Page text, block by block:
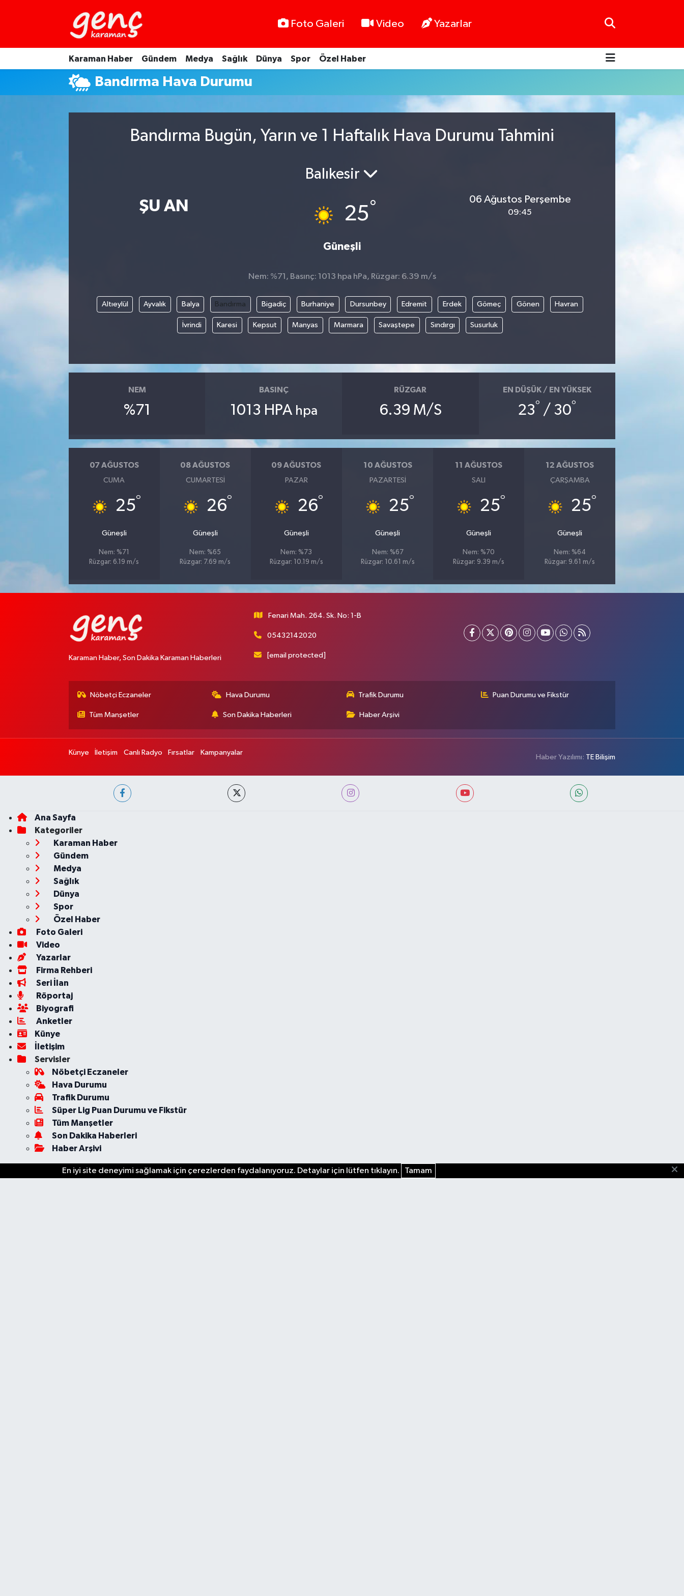
Foto Galeri Video Yazarlar
Karaman Haber Gündem Medya Sağlık Dünya Spor Özel Haber
Bandırma Hava Durumu
Bandırma Bugün, Yarın ve 1 Haftalık Hava Durumu Tahmini
ŞU AN
Balıkesir
25°
Güneşli
06 Ağustos Perşembe
09:45
Nem: %71, Basınç: 1013 hpa hPa, Rüzgar: 6.39 m/s
Altıeylül Ayvalık Balya Bandırma Bigadiç Burhaniye Dursunbey Edremit Erdek Gömeç Gönen Havran
İvrindi Karesi Kepsut Manyas Marmara Savaştepe Sındırgı Susurluk
NEM
%71
BASINÇ
1013 HPA hpa
RÜZGAR
6.39 M/S
EN DÜŞÜK / EN YÜKSEK
23° / 30°
07 AĞUSTOS
CUMA
25°
Güneşli
Nem: %71
Rüzgar: 6.19 m/s
08 AĞUSTOS
CUMARTESI
26°
Güneşli
Nem: %65
Rüzgar: 7.69 m/s
09 AĞUSTOS
PAZAR
26°
Güneşli
Nem: %73
Rüzgar: 10.19 m/s
10 AĞUSTOS
PAZARTESI
25°
Güneşli
Nem: %67
Rüzgar: 10.61 m/s
11 AĞUSTOS
SALI
25°
Güneşli
Nem: %70
Rüzgar: 9.39 m/s
12 AĞUSTOS
ÇARŞAMBA
25°
Güneşli
Nem: %64
Rüzgar: 9.61 m/s
Karaman Haber, Son Dakika Karaman Haberleri
Fenari Mah. 264. Sk. No: 1-B
05432142020
[email protected]
Nöbetçi Eczaneler Hava Durumu Trafik Durumu Puan Durumu ve Fikstür
Tüm Manşetler Son Dakika Haberleri Haber Arşivi
Künye İletişim Canlı Radyo Fırsatlar Kampanyalar
Haber Yazılımı: TE Bilişim
Ana Sayfa
Kategoriler
Karaman Haber
Gündem
Medya
Sağlık
Dünya
Spor
Özel Haber
Foto Galeri
Video
Yazarlar
Firma Rehberi
Seri İlan
Röportaj
Biyografi
Anketler
Künye
İletişim
Servisler
Nöbetçi Eczaneler
Hava Durumu
Trafik Durumu
Süper Lig Puan Durumu ve Fikstür
Tüm Manşetler
Son Dakika Haberleri
Haber Arşivi
En iyi site deneyimi sağlamak için çerezlerden faydalanıyoruz. Detaylar için lütfen tıklayın. Tamam